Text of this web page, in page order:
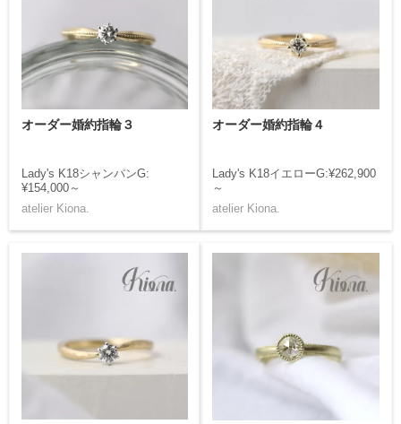
オーダー婚約指輪３
Lady's K18シャンパンG:
¥154,000～
atelier Kiona.
オーダー婚約指輪４
Lady's K18イエローG:¥262,900
～
atelier Kiona.